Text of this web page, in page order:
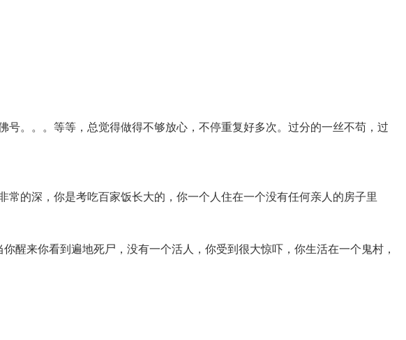
。。。等等，总觉得做得不够放心，不停重复好多次。过分的一丝不苟，过
的深，你是考吃百家饭长大的，你一个人住在一个没有任何亲人的房子里
醒来你看到遍地死尸，没有一个活人，你受到很大惊吓，你生活在一个鬼村，